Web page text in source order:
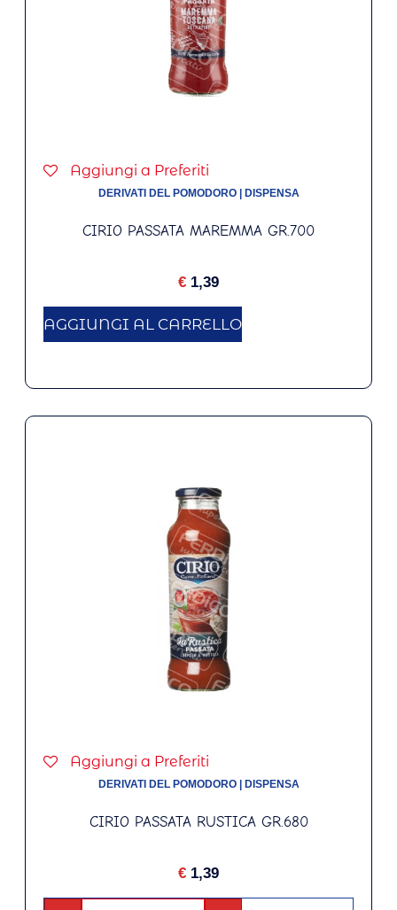
Aggiungi a Preferiti
DERIVATI DEL POMODORO| DISPENSA
CIRIO PASSATA MAREMMA GR.700
€ 1,39
AGGIUNGI AL CARRELLO
Aggiungi a Preferiti
DERIVATI DEL POMODORO| DISPENSA
CIRIO PASSATA RUSTICA GR.680
€ 1,39